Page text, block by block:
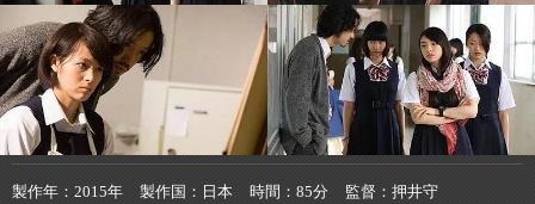
製作年 2015年 製作国 日本 時間 85分 監督
押井守